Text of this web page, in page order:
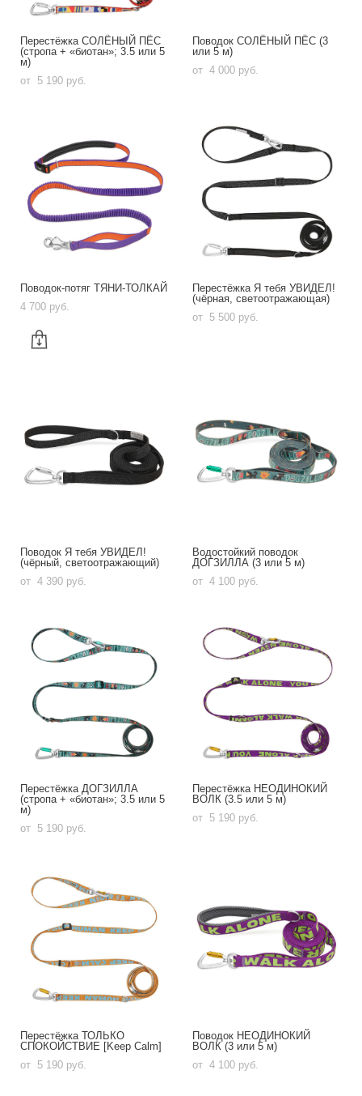
Перестёжка СОЛЁНЫЙ ПЁС
(стропа + «биотан»; 3.5 или 5
м)
от 5 190 pуб.
Поводок СОЛЁНЫЙ ПЁС (3
или 5 м)
от 4 000 pуб.
Поводок-потяг ТЯНИ-ТОЛКАЙ
4 700 pуб.
Перестёжка Я тебя УВИДЕЛ!
(чёрная, светоотражающая)
от 5 500 pуб.
Поводок Я тебя УВИДЕЛ!
(чёрный, светоотражающий)
от 4 390 pуб.
Водостойкий поводок
ДОГЗИЛЛА (3 или 5 м)
от 4 100 pуб.
Перестёжка ДОГЗИЛЛА
(стропа + «биотан»; 3.5 или 5
м)
от 5 190 pуб.
Перестёжка НЕОДИНОКИЙ
ВОЛК (3.5 или 5 м)
от 5 190 pуб.
Перестёжка ТОЛЬКО
СПОКОЙСТВИЕ [Keep Calm]
от 5 190 pуб.
Поводок НЕОДИНОКИЙ
ВОЛК (3 или 5 м)
от 4 100 pуб.